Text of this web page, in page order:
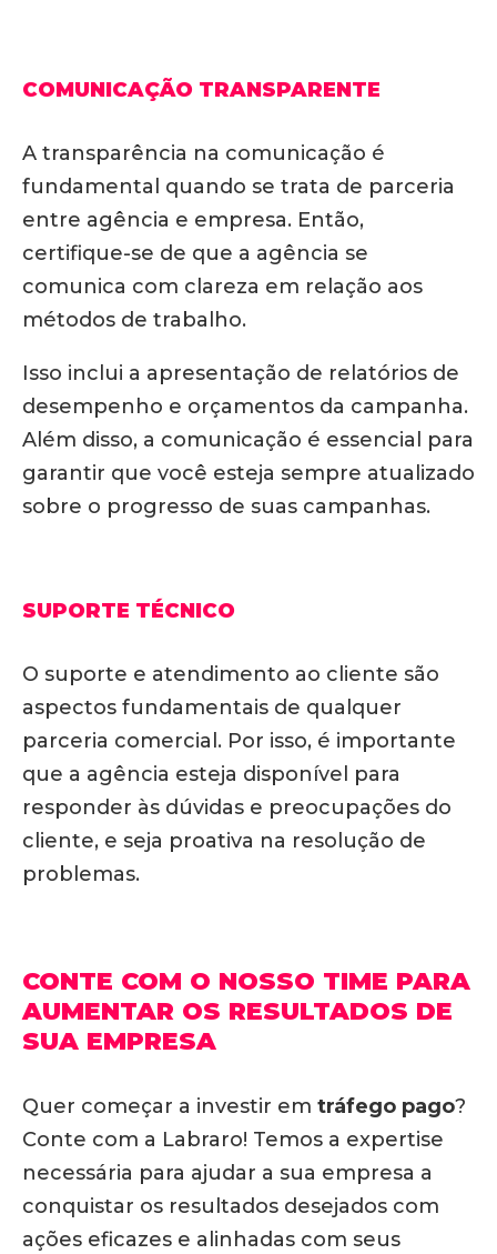
COMUNICAÇÃO TRANSPARENTE
A transparência na comunicação é
fundamental quando se trata de parceria
entre agência e empresa. Então,
certifique-se de que a agência se
comunica com clareza em relação aos
métodos de trabalho.
Isso inclui a apresentação de relatórios de
desempenho e orçamentos da campanha.
Além disso, a comunicação é essencial para
garantir que você esteja sempre atualizado
sobre o progresso de suas campanhas.
SUPORTE TÉCNICO
O suporte e atendimento ao cliente são
aspectos fundamentais de qualquer
parceria comercial. Por isso, é importante
que a agência esteja disponível para
responder às dúvidas e preocupações do
cliente, e seja proativa na resolução de
problemas.
CONTE COM O NOSSO TIME PARA
AUMENTAR OS RESULTADOS DE
SUA EMPRESA
Quer começar a investir em tráfego pago?
Conte com a Labraro! Temos a expertise
necessária para ajudar a sua empresa a
conquistar os resultados desejados com
ações eficazes e alinhadas com seus